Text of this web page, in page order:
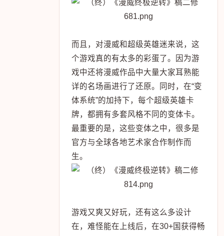
而且，对漫威和超级英雄迷来说，这
个游戏真的有太多的彩蛋了。因为游
戏中还将漫威作品中大量大家耳熟能
详的名场画进行了还原。同时，在“变
体系统”的加持下，每个超级英雄卡
牌，都拥有多套风格不同的变体卡。
最重要的是，这些变体之中，很多是
官方与全球各地艺术家合作制作而
生。
游戏又爽又好玩，还有这么多设计
在，难怪能在上线后，在30+国获得畅